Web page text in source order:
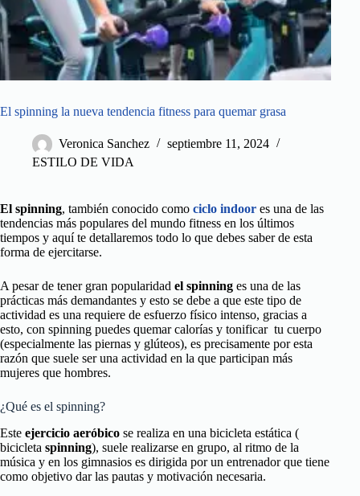
El spinning la nueva tendencia fitness para quemar grasa
Veronica Sanchez
septiembre 11, 2024
ESTILO DE VIDA
El spinning, también conocido como ciclo indoor es una de las
tendencias más populares del mundo fitness en los últimos
tiempos y aquí te detallaremos todo lo que debes saber de esta
forma de ejercitarse.
A pesar de tener gran popularidad el spinning es una de las
prácticas más demandantes y esto se debe a que este tipo de
actividad es una requiere de esfuerzo físico intenso, gracias a
esto, con spinning puedes quemar calorías y tonificar tu cuerpo
(especialmente las piernas y glúteos), es precisamente por esta
razón que suele ser una actividad en la que participan más
mujeres que hombres.
¿Qué es el spinning?
Este ejercicio aeróbico se realiza en una bicicleta estática (
bicicleta spinning), suele realizarse en grupo, al ritmo de la
música y en los gimnasios es dirigida por un entrenador que tiene
como objetivo dar las pautas y motivación necesaria.